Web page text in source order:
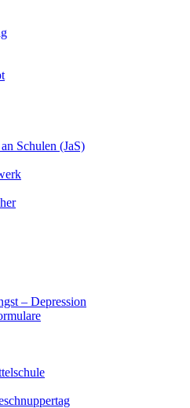
Schulen (JaS)
– Depression